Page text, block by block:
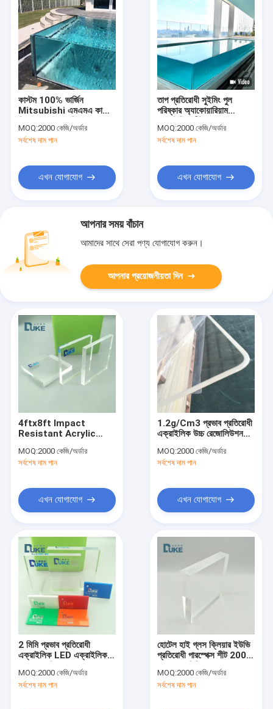
কাস্টম 100% ভার্জিন
Mitsubishi এমএমএ কাস্ট
এক্রাইলিক শীট
MOQ:2000 কেজি/অর্ডার
সর্বশেষ দাম পান
এখন যোগাযোগ
তাপ প্রতিরোধী সুইমিং পুল
পরিষ্কার অ্যাকোয়ারিয়াম
MOQ:2000 কেজি/অর্ডার
সর্বশেষ দাম পান
এখন যোগাযোগ
আপনার সময় বাঁচান
আমাদের সাথে সেরা পণ্য যোগাযোগ করুন।
আপনার প্রয়োজনীয়তা দিন
4ftx8ft Impact
Resistant Acrylic
10mm আইএসও9001
MOQ:2000 কেজি/অর্ডার
সর্বশেষ দাম পান
এখন যোগাযোগ
1.2g/Cm3 প্রভাব প্রতিরোধী
এক্রাইলিক উচ্চ রেজোলিউশন
MOQ:2000 কেজি/অর্ডার
সর্বশেষ দাম পান
এখন যোগাযোগ
2 মিমি প্রভাব প্রতিরোধী
এক্রাইলিক LED এক্রাইলিক
MOQ:2000 কেজি/অর্ডার
সর্বশেষ দাম পান
হোটেল হাই গ্লস ক্লিয়ার ইউভি
প্রতিরোধী পারস্পেক্স শীট 2000
MOQ:2000 কেজি/অর্ডার
সর্বশেষ দাম পান